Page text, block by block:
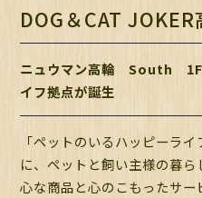
DOG＆CAT
ニュウマン高輪 South 1F
イフ拠点が誕生
「ペットのいるハッピーラ
に、ペットと飼い主様の暮
心な商品と心のこもったサー